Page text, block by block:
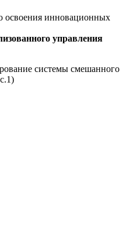
освоения инновационных
управления
системы смешанного